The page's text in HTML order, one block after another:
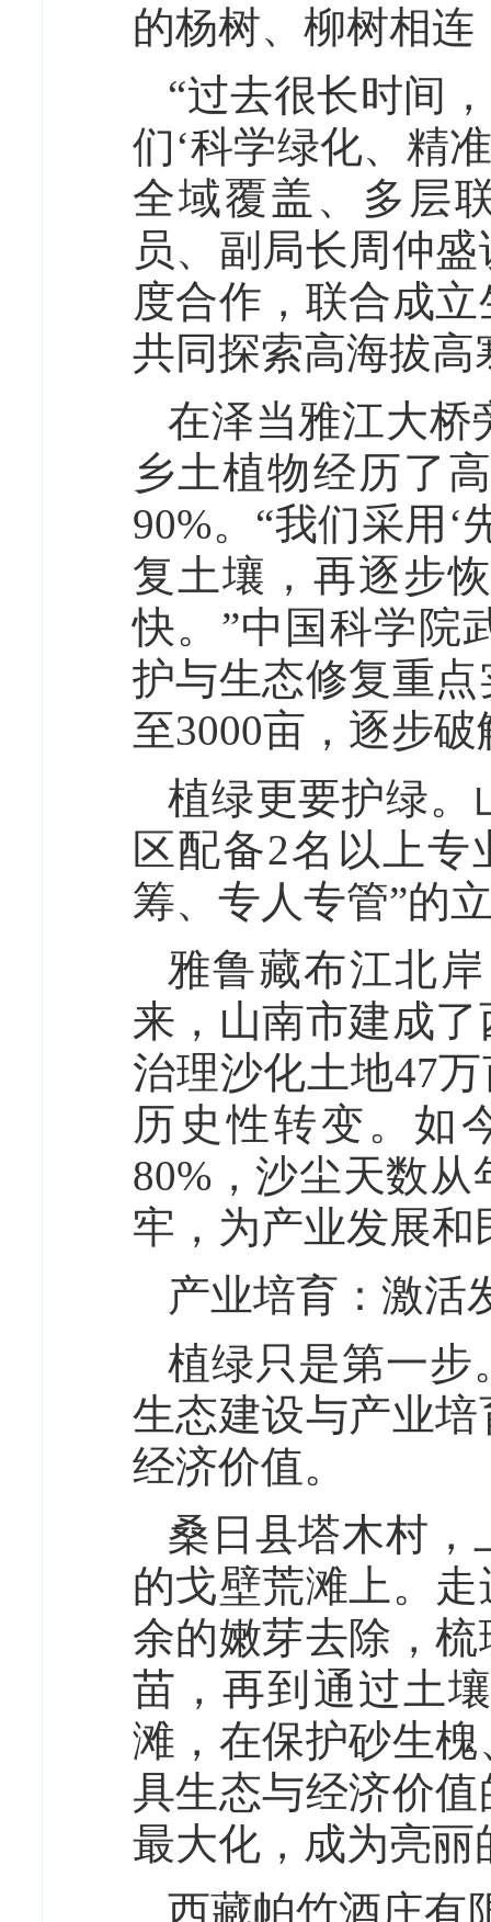
的杨树、柳树相
“过去很长时间
们‘科学绿化、精
全域覆盖、多层
员、副局长周仲
度合作，联合成
共同探索高海拔
在泽当雅江大桥
乡土植物经历了
90%。“我们采用
复土壤，再逐步
快。”中国科学院
护与生态修复重
至3000亩，逐步
植绿更要护绿。
区配备2名以上
筹、专人专管”的
雅鲁藏布江北
来，山南市建成
治理沙化土地47
历史性转变。如
80%，沙尘天数
牢，为产业发展
产业培育：激活
植绿只是第一步
生态建设与产业
经济价值。
桑日县塔木村，
的戈壁荒滩上。
余的嫩芽去除，
苗，再到通过土
滩，在保护砂生
具生态与经济价
最大化，成为亮
西藏帕竹酒庄有